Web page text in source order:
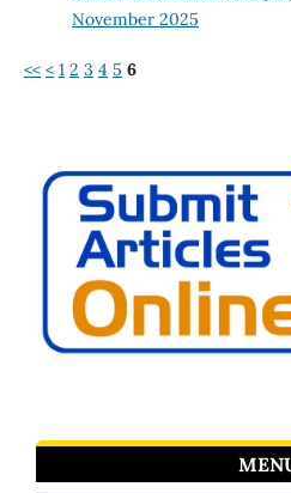
November 2025
<< < 1 2 3 4 5 6